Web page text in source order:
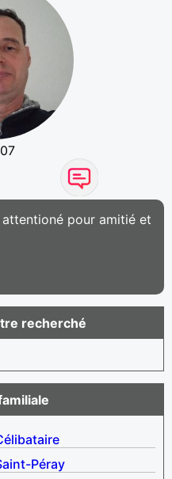
pour amitié et
recherché
Péray